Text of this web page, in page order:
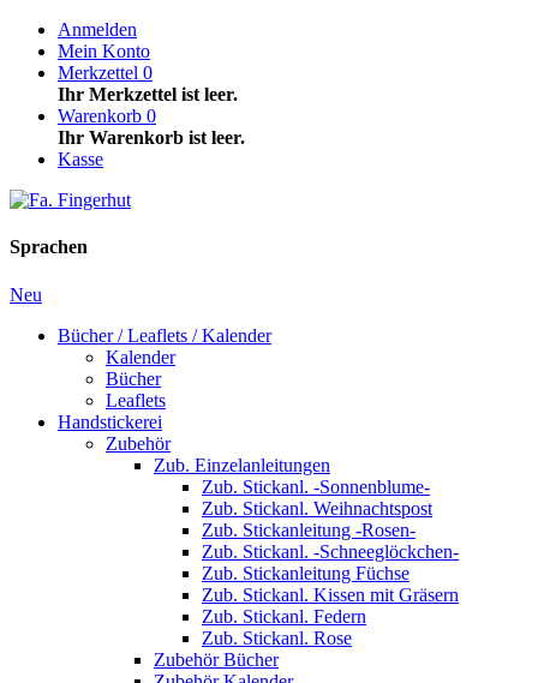
Anmelden
Mein Konto
Merkzettel 0
Ihr Merkzettel ist leer.
Warenkorb 0
Ihr Warenkorb ist leer.
Kasse
Sprachen
Neu
Bücher / Leaflets / Kalender
Kalender
Bücher
Leaflets
Handstickerei
Zubehör
Zub. Einzelanleitungen
Zub. Stickanl. -Sonnenblume-
Zub. Stickanl. Weihnachtspost
Zub. Stickanleitung -Rosen-
Zub. Stickanl. -Schneeglöckchen-
Zub. Stickanleitung Füchse
Zub. Stickanl. Kissen mit Gräsern
Zub. Stickanl. Federn
Zub. Stickanl. Rose
Zubehör Bücher